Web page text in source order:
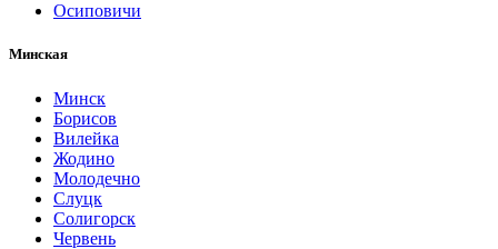
Осиповичи
Минская
Минск
Борисов
Вилейка
Жодино
Молодечно
Слуцк
Солигорск
Червень